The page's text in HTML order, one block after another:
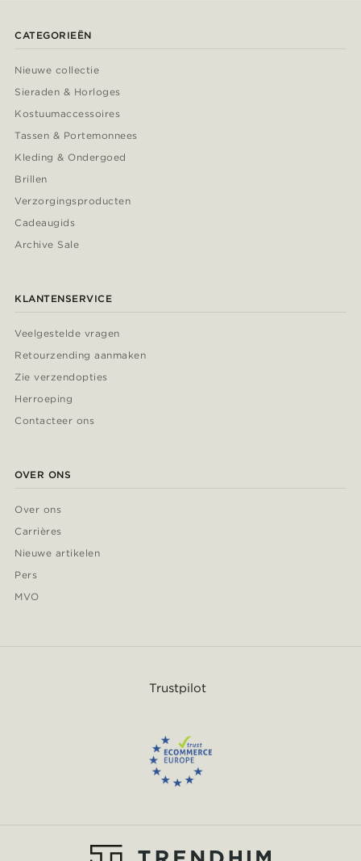
CATEGORIEËN
Nieuwe collectie
Sieraden & Horloges
Kostuumaccessoires
Tassen & Portemonnees
Kleding & Ondergoed
Brillen
Verzorgingsproducten
Cadeaugids
Archive Sale
KLANTENSERVICE
Veelgestelde vragen
Retourzending aanmaken
Zie verzendopties
Herroeping
Contacteer ons
OVER ONS
Over ons
Carrières
Nieuwe artikelen
Pers
MVO
Trustpilot